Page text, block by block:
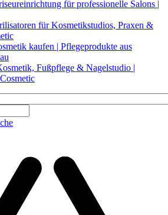
für professionelle Salons |
für Kosmetikstudios, Praxen &
kaufen | Pflegeprodukte aus
Fußpflege & Nagelstudio |